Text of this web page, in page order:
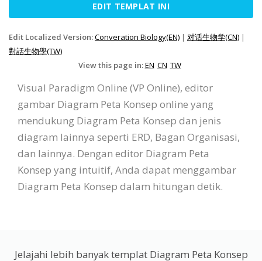
EDIT TEMPLAT INI
Edit Localized Version:Converation Biology(EN) | 对话生物学(CN) |
對話生物學(TW)
View this page in:EN CN TW
Visual Paradigm Online (VP Online), editor
gambar Diagram Peta Konsep online yang
mendukung Diagram Peta Konsep dan jenis
diagram lainnya seperti ERD, Bagan Organisasi,
dan lainnya. Dengan editor Diagram Peta
Konsep yang intuitif, Anda dapat menggambar
Diagram Peta Konsep dalam hitungan detik.
Jelajahi lebih banyak templat Diagram Peta Konsep